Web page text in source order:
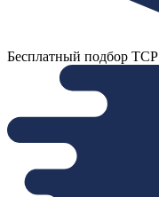
Бесплатный подбор ТСР